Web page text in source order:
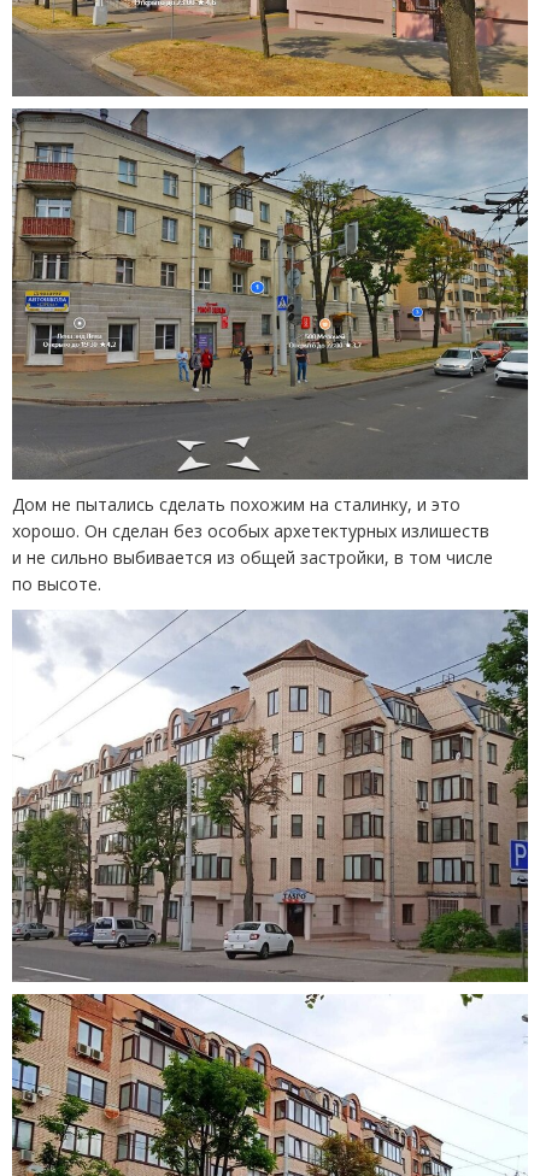
Дом не пытались сделать похожим на сталинку, и это
хорошо. Он сделан без особых архетектурных излишеств
и не сильно выбивается из общей застройки, в том числе
по высоте.